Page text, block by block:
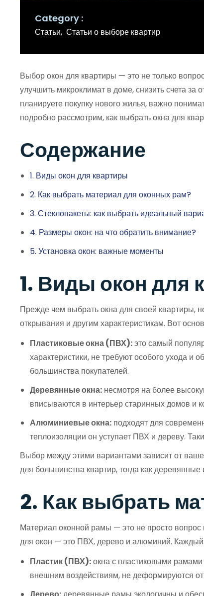
Category
Статьи Статьи о выборе квартир
Выбор окон для квартиры — это не только
улучшить микроклимат в доме, снизить счета
планируете покупку нового жилья, важно
подробно рассмотрим, как выбрать окна для
Содержание
1. Виды окон для квартиры
2. Как выбрать материал для оконных рам?
3. Стеклопакеты: как выбрать идеальный
4. Размеры окон: на что обратить внимание?
5. Установка окон: важные моменты
1. Виды окон для
Прежде чем выбрать окна для своей квартиры,
открывания и другим характеристикам. Вот
Пластиковые окна (ПВХ):это самый
характеристики, не требуют особого ухода
большинства покупателей.
Деревянные окна: несмотря на более
вписываются в интерьер старинных домов и
Алюминиевые окна: подходят для
теплоизоляции он уступает ПВХ и дереву.
Выбор между этими вариантами зависит от
для большинства квартир, тогда как
2. Как выбрать
Материал оконной рамы — это не просто
для окон — это ПВХ, дерево и алюминий. Каждый
Пластик (ПВХ):окна с пластиковыми
внешним воздействиям, не деформируются